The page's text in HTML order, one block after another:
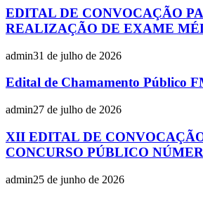
EDITAL DE CONVOCAÇÃO
REALIZAÇÃO DE EXAME
admin31 de julho de 2026
Edital de Chamamento Público
admin27 de julho de 2026
XII EDITAL DE
CONCURSO PÚBLICO
admin25 de junho de 2026